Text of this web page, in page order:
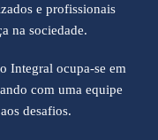
e profissionais
na sociedade.
Integral ocupa-se em
com uma equipe
desafios.